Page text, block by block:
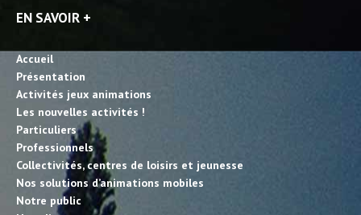
EN SAVOIR +
Accueil
Présentation
Activités jeux animations
Les nouvelles activités !
Particuliers
Professionnels
Collectivités, centres de loisirs et jeunesse
Nos solutions d’animations mobiles
Notre public